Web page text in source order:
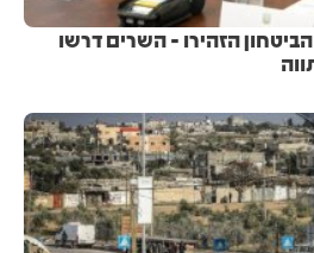
הזהירו - השרים דרשו